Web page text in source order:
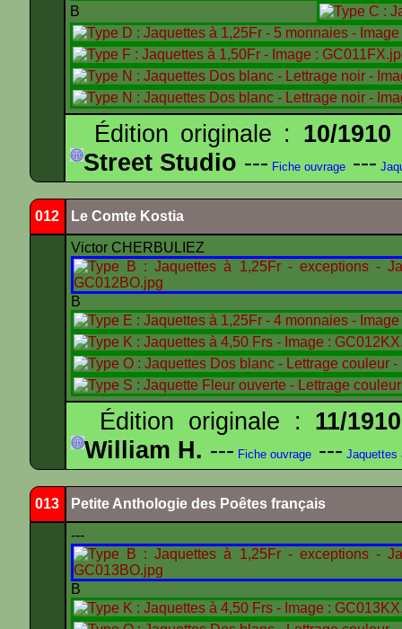
B
Édition originale : 10/1910
Street Studio --- Fiche ouvrage ---
012 Le Comte Kostia
Victor CHERBULIEZ
B
Édition originale : 11/1910
William H. --- Fiche ouvrage --- Jaquettes
013 Petite Anthologie des Poêtes français
---
B